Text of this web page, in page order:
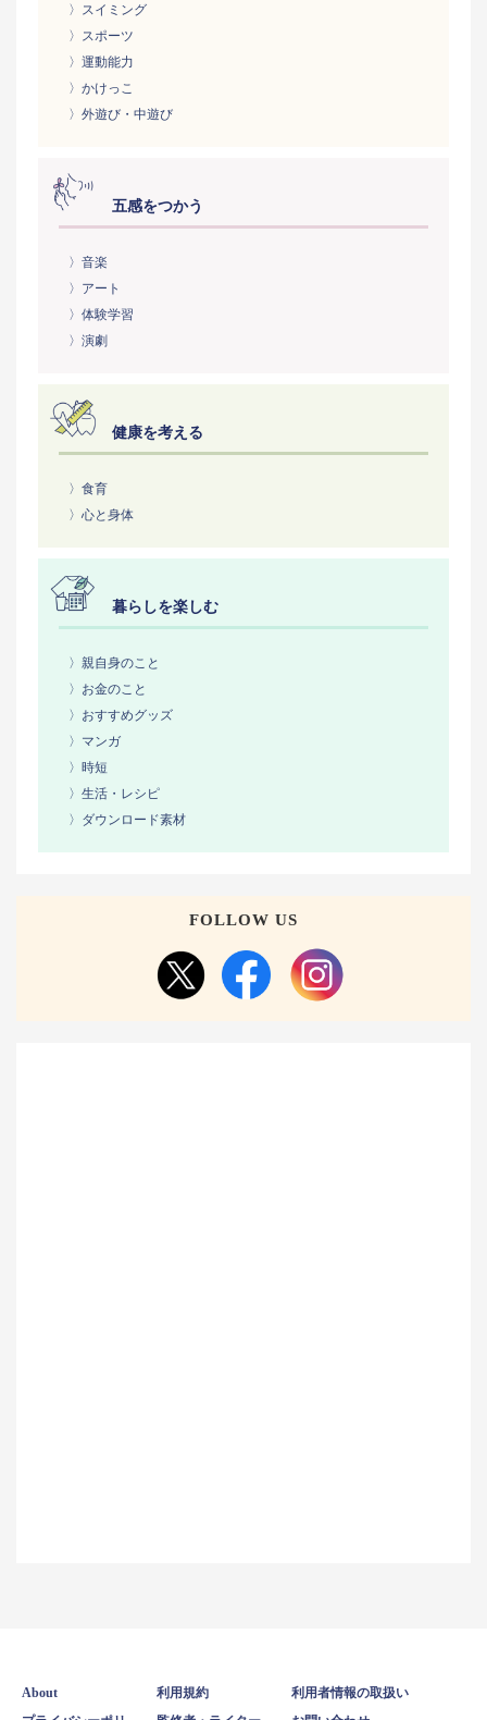
〉スイミング
〉スポーツ
〉運動能力
〉かけっこ
〉外遊び・中遊び
五感をつかう
〉音楽
〉アート
〉体験学習
〉演劇
健康を考える
〉食育
〉心と身体
暮らしを楽しむ
〉親自身のこと
〉お金のこと
〉おすすめグッズ
〉マンガ
〉時短
〉生活・レシピ
〉ダウンロード素材
FOLLOW US
About 利用規約 利用者情報の取扱い